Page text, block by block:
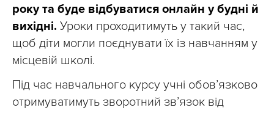
року та буде відбуватися онлайн у будні й
вихідні. Уроки проходитимуть у такий час,
щоб діти могли поєднувати їх із навчанням у
місцевій школі.
Під час навчального курсу учні обов’язково
отримуватимуть зворотний зв’язок від